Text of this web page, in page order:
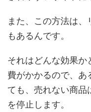
また、この方法は
もあるんです。
それはどんな効果か
費がかかるので、あ
ても、売れない商品
を停止します。